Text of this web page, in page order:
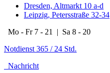
Dresden, Altmarkt 10 a-d
Leipzig, Petersstraße 32-34
Mo - Fr 7 - 21 | Sa 8 - 20
Notdienst 365 / 24 Std.
Nachricht